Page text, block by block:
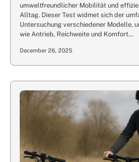
umweltfreundlicher Mobilität und
Alltag. Dieser Test widmet sich der
Untersuchung verschiedener Modelle,
wie Antrieb, Reichweite und Komfort…
December 26, 2025